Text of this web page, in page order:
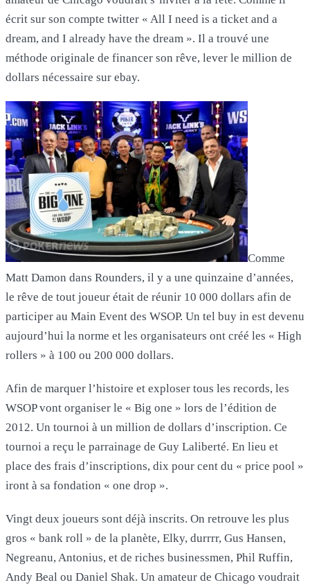
écrit sur son compte twitter « All I need is a ticket and a
dream, and I already have the dream ». Il a trouvé une
méthode originale de financer son rêve, lever le million de
dollars nécessaire sur ebay.
Comme
Matt Damon dans Rounders, il y a une quinzaine d’années,
le rêve de tout joueur était de réunir 10 000 dollars afin de
participer au Main Event des WSOP. Un tel buy in est devenu
aujourd’hui la norme et les organisateurs ont créé les « High
rollers » à 100 ou 200 000 dollars.
Afin de marquer l’histoire et exploser tous les records, les
WSOP vont organiser le « Big one » lors de l’édition de
2012. Un tournoi à un million de dollars d’inscription. Ce
tournoi a reçu le parrainage de Guy Laliberté. En lieu et
place des frais d’inscriptions, dix pour cent du « price pool »
iront à sa fondation « one drop ».
Vingt deux joueurs sont déjà inscrits. On retrouve les plus
gros « bank roll » de la planète, Elky, durrrr, Gus Hansen,
Negreanu, Antonius, et de riches businessmen, Phil Ruffin,
Andy Beal ou Daniel Shak. Un amateur de Chicago voudrait